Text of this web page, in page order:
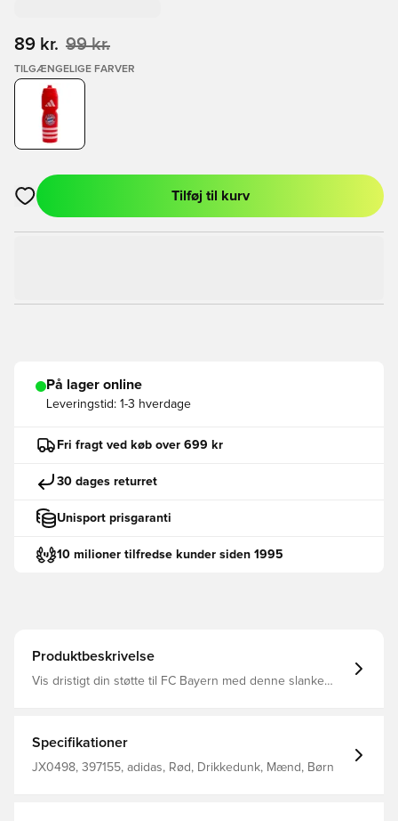
89 kr. 99 kr.
TILGÆNGELIGE FARVER
Åbner en Modal til at logge ind eller tilmelde dig som medlem
Tilføj til kurv
På lager online
Leveringstid: 1-3 hverdage
Fri fragt ved køb over 699 kr
30 dages returret
Unisport prisgaranti
10 milioner tilfredse kunder siden 1995
Produktbeskrivelse
Vis dristigt din støtte til FC Bayern med denne slanke
det berømte emblem, vil det bringe fodboldstolthed til din
fitnessrutine.
Specifikationer
JX0498, 397155, adidas, Rød, Drikkedunk, Mænd, Børn